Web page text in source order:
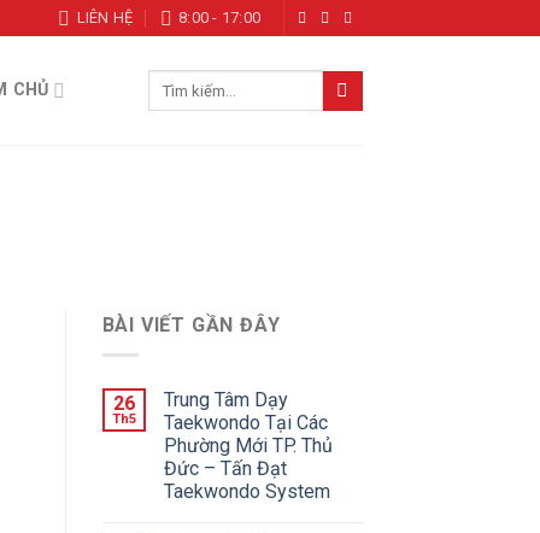
LIÊN HỆ 8:00 - 17:00
CHỦ
BÀI VIẾT GẦN ĐÂY
26
Th5
Trung Tâm Dạy
Taekwondo Tại Các
Phường Mới TP. Thủ
Đức – Tấn Đạt
Taekwondo System